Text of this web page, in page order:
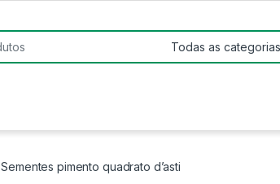
Sementes pimento quadrato d’asti